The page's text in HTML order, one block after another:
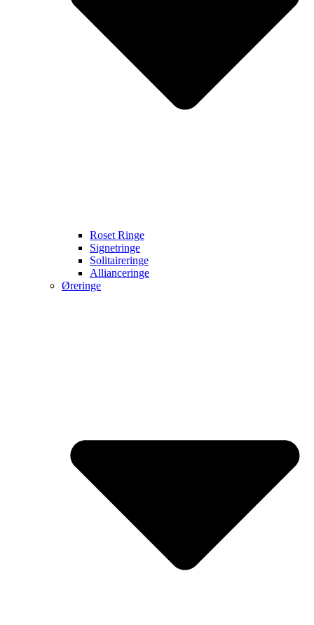
Roset Ringe
Signetringe
Solitaireringe
Allianceringe
Øreringe